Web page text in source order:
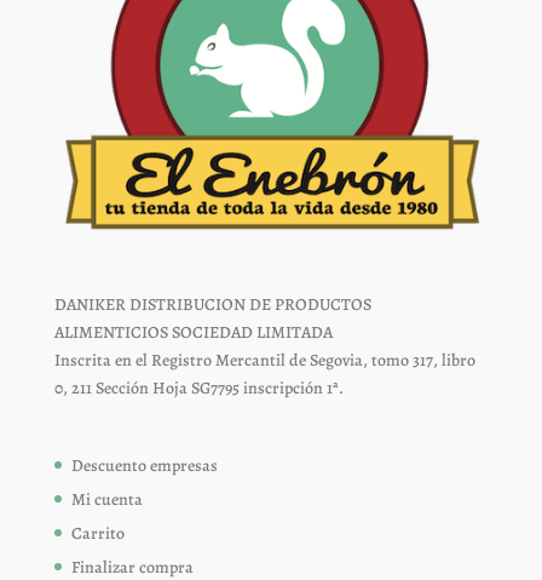
DANIKER DISTRIBUCION DE PRODUCTOS
ALIMENTICIOS SOCIEDAD LIMITADA
Inscrita en el Registro Mercantil de Segovia, tomo 317, libro
0, 211 Sección Hoja SG7795 inscripción 1ª.
Descuento empresas
Mi cuenta
Carrito
Finalizar compra